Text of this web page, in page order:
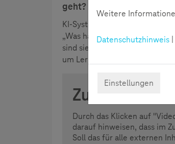
geht?
KI-Systeme, wie z. B.
„Was haben meine
sind sie oft eher misstrauisch
um Lernen neu zu denken?
Zustimmung
Durch das Klicken auf
darauf hinweisen, dass im
Soll das für alle externen
Weitere
Datenschutzhinweis
Einstellungen